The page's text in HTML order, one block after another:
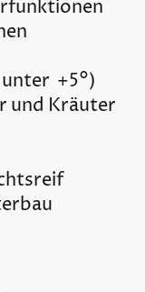
+5°)
Kräuter